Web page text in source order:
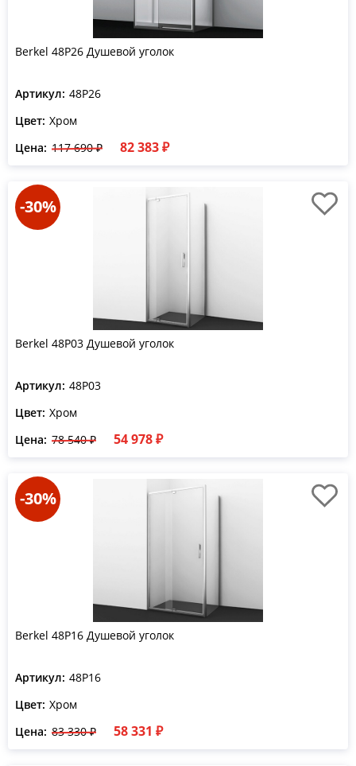
Berkel 48P26 Душевой уголок
Артикул: 48P26
Цвет: Хром
Цена: 117 690 ₽ 82 383 ₽
-30%
Berkel 48P03 Душевой уголок
Артикул: 48P03
Цвет: Хром
Цена: 78 540 ₽ 54 978 ₽
-30%
Berkel 48P16 Душевой уголок
Артикул: 48P16
Цвет: Хром
Цена: 83 330 ₽ 58 331 ₽